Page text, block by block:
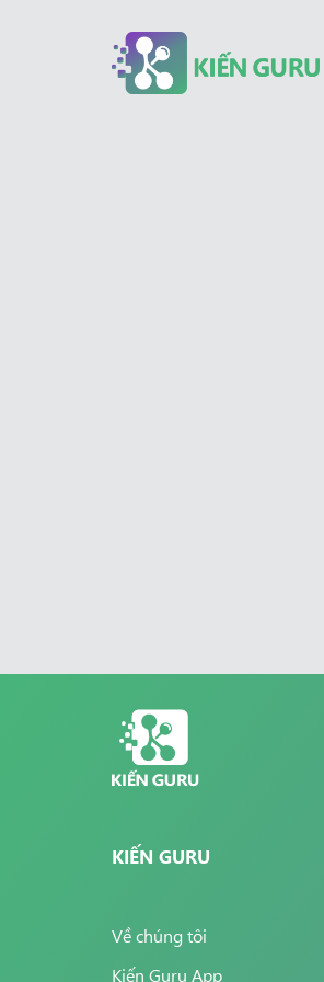
KIẾN GURU
Về chúng tôi
Kiến Guru App